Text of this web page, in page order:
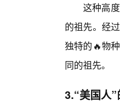
这种高
的祖先。经
独特的🔥物
同的祖先。
3.“美国人